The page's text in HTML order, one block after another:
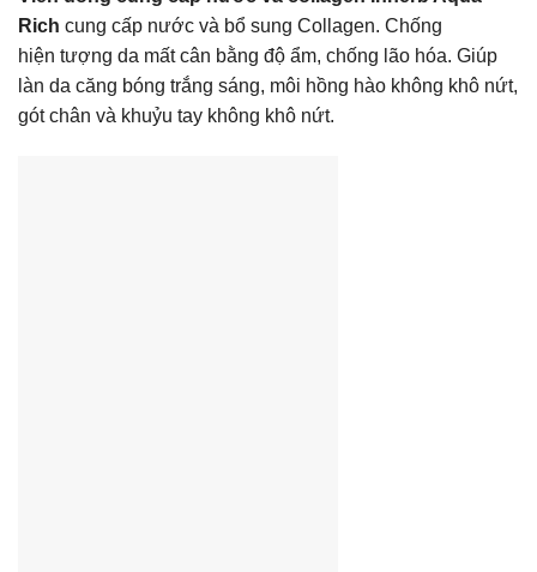
Rich cung cấp nước và bổ sung Collagen. Chống
hiện tượng da mất cân bằng độ ẩm, chống lão hóa. Giúp
làn da căng bóng trắng sáng, môi hồng hào không khô nứt,
gót chân và khuỷu tay không khô nứt.